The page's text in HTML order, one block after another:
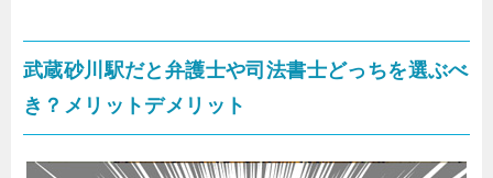
武蔵砂川駅だと弁護士や司法書士どっちを選ぶべ
き？メリットデメリット